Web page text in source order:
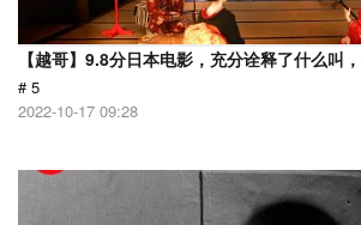
【越哥】9.8分日本电影，充分诠释了什么叫
# 5
2022-10-17 09:28